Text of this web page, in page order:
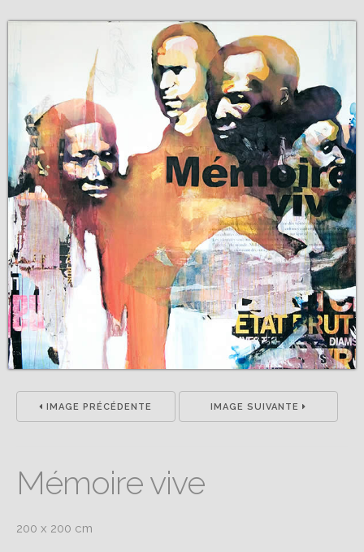
IMAGE PRÉCÉDENTE IMAGE SUIVANTE
Mémoire vive
200 x 200 cm